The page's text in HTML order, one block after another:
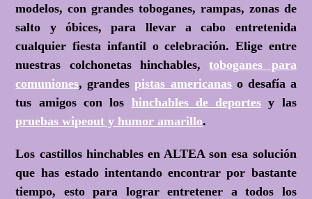
modelos, con grandes toboganes, rampas, zonas de
salto y óbices, para llevar a cabo entretenida
cualquier fiesta infantil o celebración. Elige entre
nuestras colchonetas hinchables,toboganes para
comuniones, grandespistas americanaso desafía a
tus amigos con los hinchables de deportes y las
pruebas wipeout y humor amarillo.
Los castillos hinchables en ALTEA son esa solución
que has estado intentando encontrar por bastante
tiempo, esto para lograr entretener a todos los